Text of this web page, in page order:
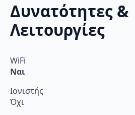
Δυνατότητες &
Λειτουργίες
WiFi
Ναι
Ιονιστής
Όχι